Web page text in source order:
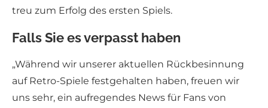
treu zum Erfolg des ersten Spiels.
Falls Sie es verpasst haben
„Während wir unserer aktuellen Rückbesinnung
auf Retro-Spiele festgehalten haben, freuen wir
uns sehr, ein aufregendes News für Fans von